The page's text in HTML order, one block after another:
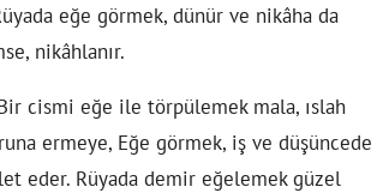
eğe görmek, dünür ve nikâha da
nikâhlanır.
cismi eğe ile törpülemek mala, ıslah
ermeye, Eğe görmek, iş ve düşüncede
eder. Rüyada demir eğelemek güzel